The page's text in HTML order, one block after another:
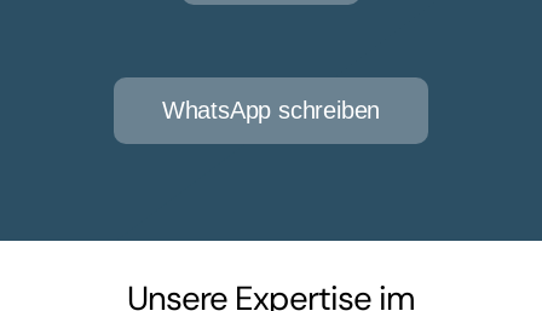
WhatsApp schreiben
Unsere Expertise im